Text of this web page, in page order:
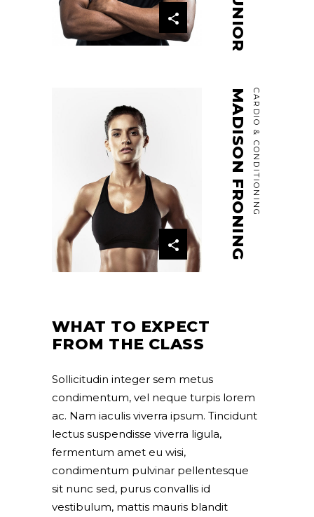
CARDIO & CONDITIONING
MADISON FRONING
WHAT TO EXPECT
FROM THE CLASS
Sollicitudin integer sem metus
condimentum, vel neque turpis lorem
ac. Nam iaculis viverra ipsum. Tincidunt
lectus suspendisse viverra ligula,
fermentum amet eu wisi,
condimentum pulvinar pellentesque
sit nunc sed, purus convallis id
vestibulum, mattis mauris blandit